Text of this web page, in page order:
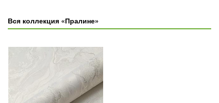
Вся коллекция «Пралине»